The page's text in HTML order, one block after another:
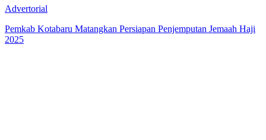
Advertorial
Pemkab Kotabaru Matangkan Persiapan Penjemputan Jemaah Haji
2025